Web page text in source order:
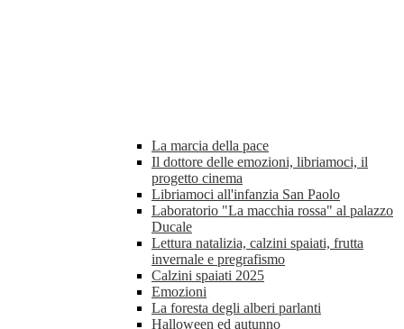
La marcia della pace
Il dottore delle emozioni, libriamoci, il
progetto cinema
Libriamoci all'infanzia San Paolo
Laboratorio "La macchia rossa" al palazzo
Ducale
Lettura natalizia, calzini spaiati, frutta
invernale e pregrafismo
Calzini spaiati 2025
Emozioni
La foresta degli alberi parlanti
Halloween ed autunno